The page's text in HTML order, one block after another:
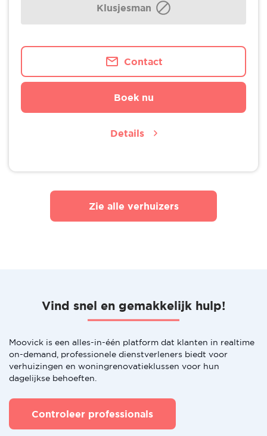
Klusjesman
Contact
Boek nu
Details
Zie alle verhuizers
Vind snel en gemakkelijk hulp!
Moovick is een alles-in-één platform dat klanten in realtime
on-demand, professionele dienstverleners biedt voor
verhuizingen en woningrenovatieklussen voor hun
dagelijkse behoeften.
Controleer professionals